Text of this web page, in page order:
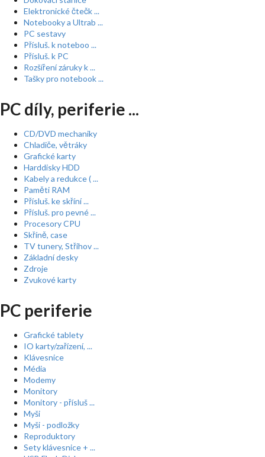
Elektronické čtečk ...
Notebooky a Ultrab ...
PC sestavy
Přísluš. k noteboo ...
Přísluš. k PC
Rozšíření záruky k ...
Tašky pro notebook ...
PC díly, periferie ...
CD/DVD mechaniky
Chladiče, větráky
Grafické karty
Harddisky HDD
Kabely a redukce ( ...
Paměti RAM
Přísluš. ke skříní ...
Přísluš. pro pevné ...
Procesory CPU
Skříně, case
TV tunery, Střihov ...
Základní desky
Zdroje
Zvukové karty
PC periferie
Grafické tablety
IO karty/zařízení, ...
Klávesnice
Média
Modemy
Monitory
Monitory - přísluš ...
Myši
Myši - podložky
Reproduktory
Sety klávesnice + ...